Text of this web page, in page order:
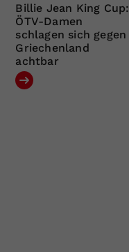
Billie Jean King Cup:
ÖTV-Damen
schlagen sich gegen
Griechenland
achtbar